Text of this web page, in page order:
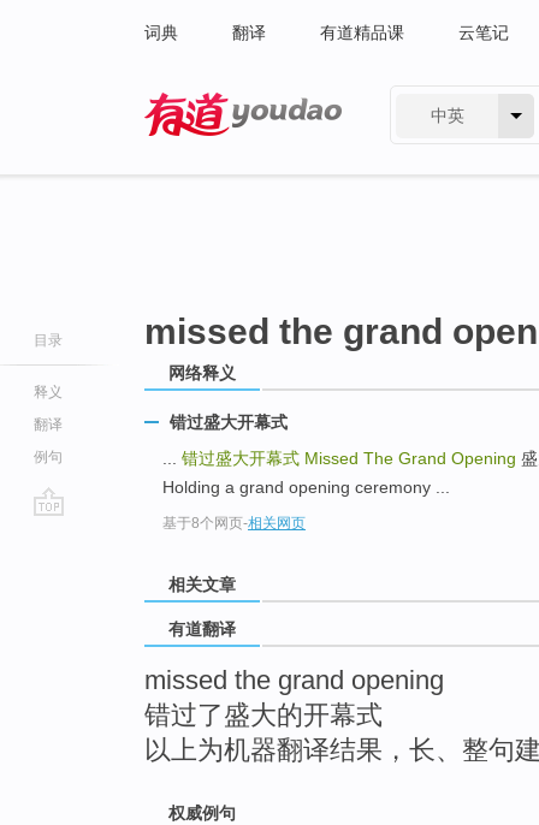
词典 翻译 有道精品课 云笔记
中英
目录
释义
翻译
例句
missed the grand
网络释义
错过盛大开幕式
错过盛大开幕式 Missed The Grand Opening
Holding a grand opening ceremony ...
基于8个网页-相关网页
相关文章
有道翻译
missed the grand opening
错过了盛大的开幕式
以上为机器翻译结果，长、整句
权威例句